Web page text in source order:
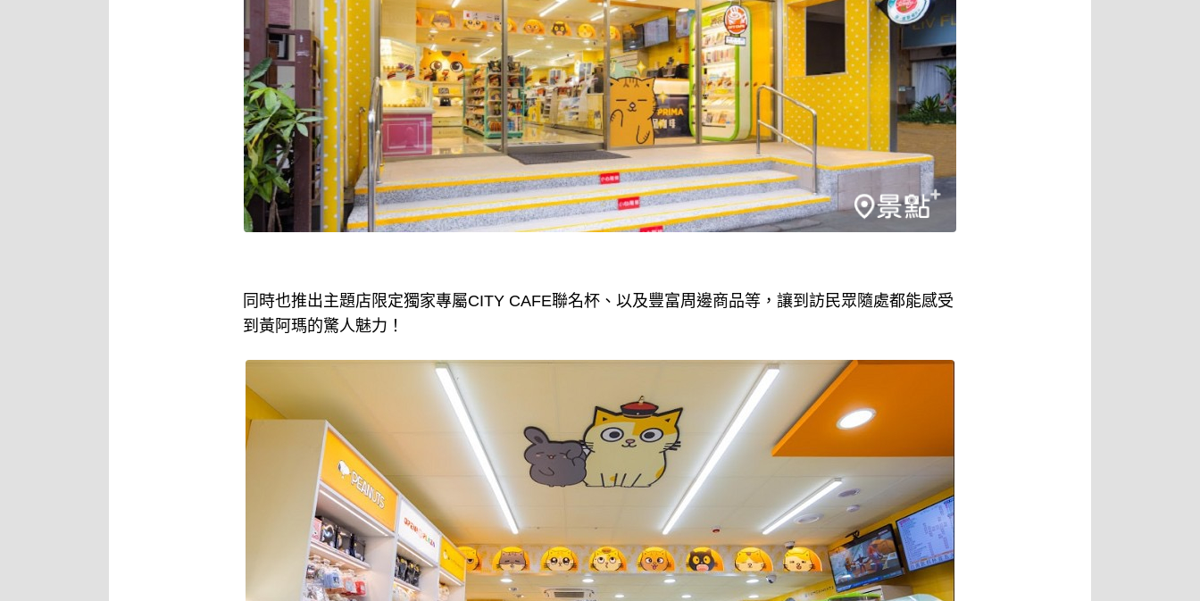
同時也推出主題店限定獨家專屬CITY CAFE聯名杯、以及豐富周邊商品等，讓到訪民眾隨處都能感受
到黃阿瑪的驚人魅力！